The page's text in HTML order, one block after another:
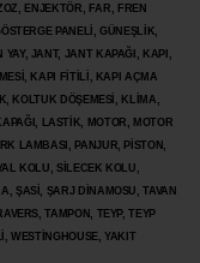
ENJEKTÖR, FAR, FREN
PANELİ, GÜNEŞLİK,
YAY, JANT, JANT KAPAĞI, KAPI,
KAPI FİTİLİ, KAPI AÇMA
KOLTUK DÖŞEMESİ, KLİMA,
LASTİK, MOTOR, MOTOR
LAMBASI, PANJUR, PİSTON,
KOLU, SİLECEK KOLU,
ŞASİ, ŞARJ DİNAMOSU, TAVAN
TAMPON, TEYP, TEYP
WESTİNGHOUSE, YAKIT